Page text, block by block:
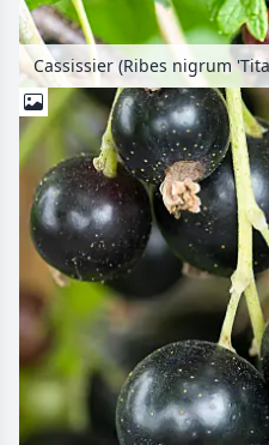
Cassissier (Ribes nigrum